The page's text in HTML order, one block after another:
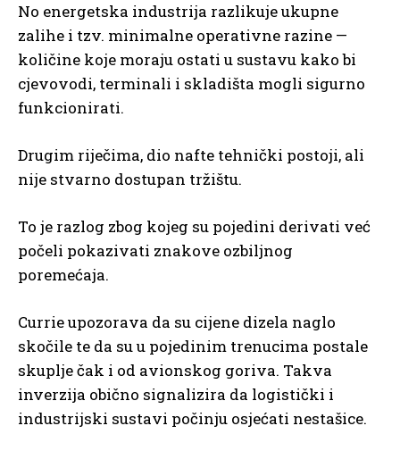
No energetska industrija razlikuje ukupne
zalihe i tzv. minimalne operativne razine —
količine koje moraju ostati u sustavu kako bi
cjevovodi, terminali i skladišta mogli sigurno
funkcionirati.
Drugim riječima, dio nafte tehnički postoji, ali
nije stvarno dostupan tržištu.
To je razlog zbog kojeg su pojedini derivati već
počeli pokazivati znakove ozbiljnog
poremećaja.
Currie upozorava da su cijene dizela naglo
skočile te da su u pojedinim trenucima postale
skuplje čak i od avionskog goriva. Takva
inverzija obično signalizira da logistički i
industrijski sustavi počinju osjećati nestašice.